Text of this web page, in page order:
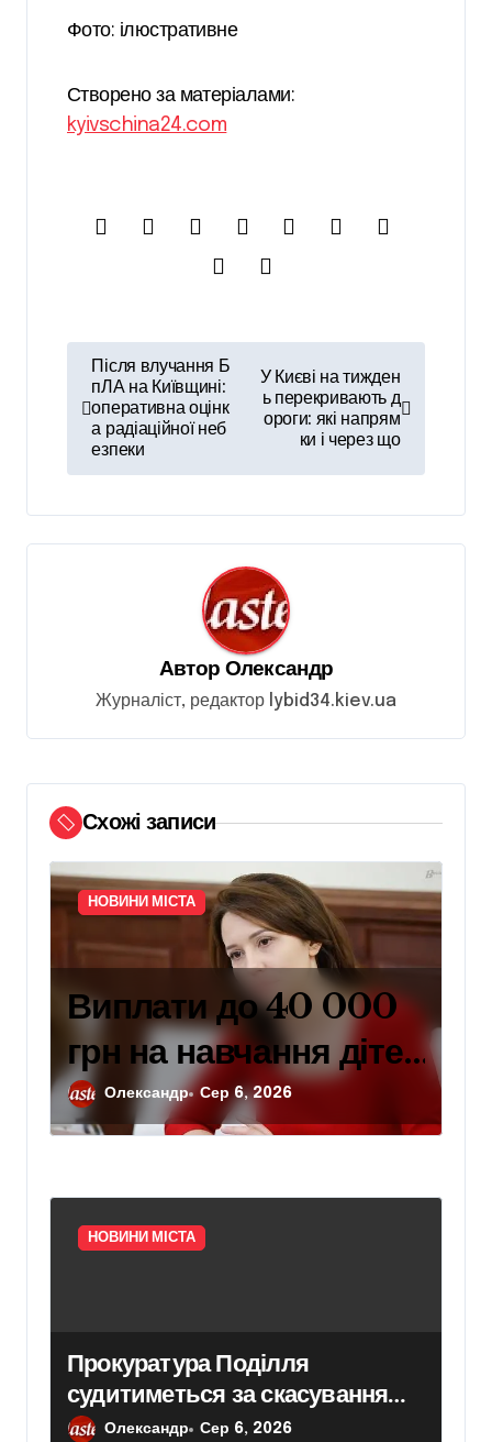
Фото: ілюстративне
Створено за матеріалами:
kyivschina24.com
і
а
и
с
і
в
Після влучання Б
пЛА на Київщині:
оперативна оцінк
а радіаційної неб
езпеки
У Києві на тижден
ь перекривають д
ороги: які напрям
ки і через що
Автор Олександр
Журналіст, редактор lybid34.kiev.ua
Схожі записи
НОВИНИ МІСТА
Виплати до 40 000
грн на навчання дітей
захисників: умови
отримання
компенсації у Києві
Олександр Сер 6, 2026
НОВИНИ МІСТА
Прокуратура Поділля
судитиметься за скасування
права власності на фіктивну
Олександр Сер 6, 2026